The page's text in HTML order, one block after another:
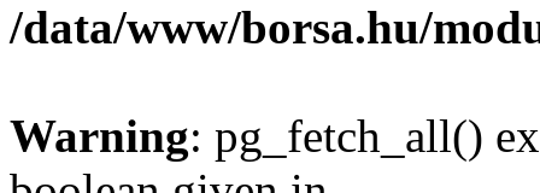
/data/www/borsa.hu/
Warning: pg_fetch_all()